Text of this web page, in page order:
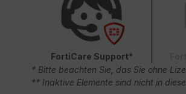
FortiCare Support*
* Bitte beachten Sie, das Sie ohne
** Inaktive Elemente sind nicht in